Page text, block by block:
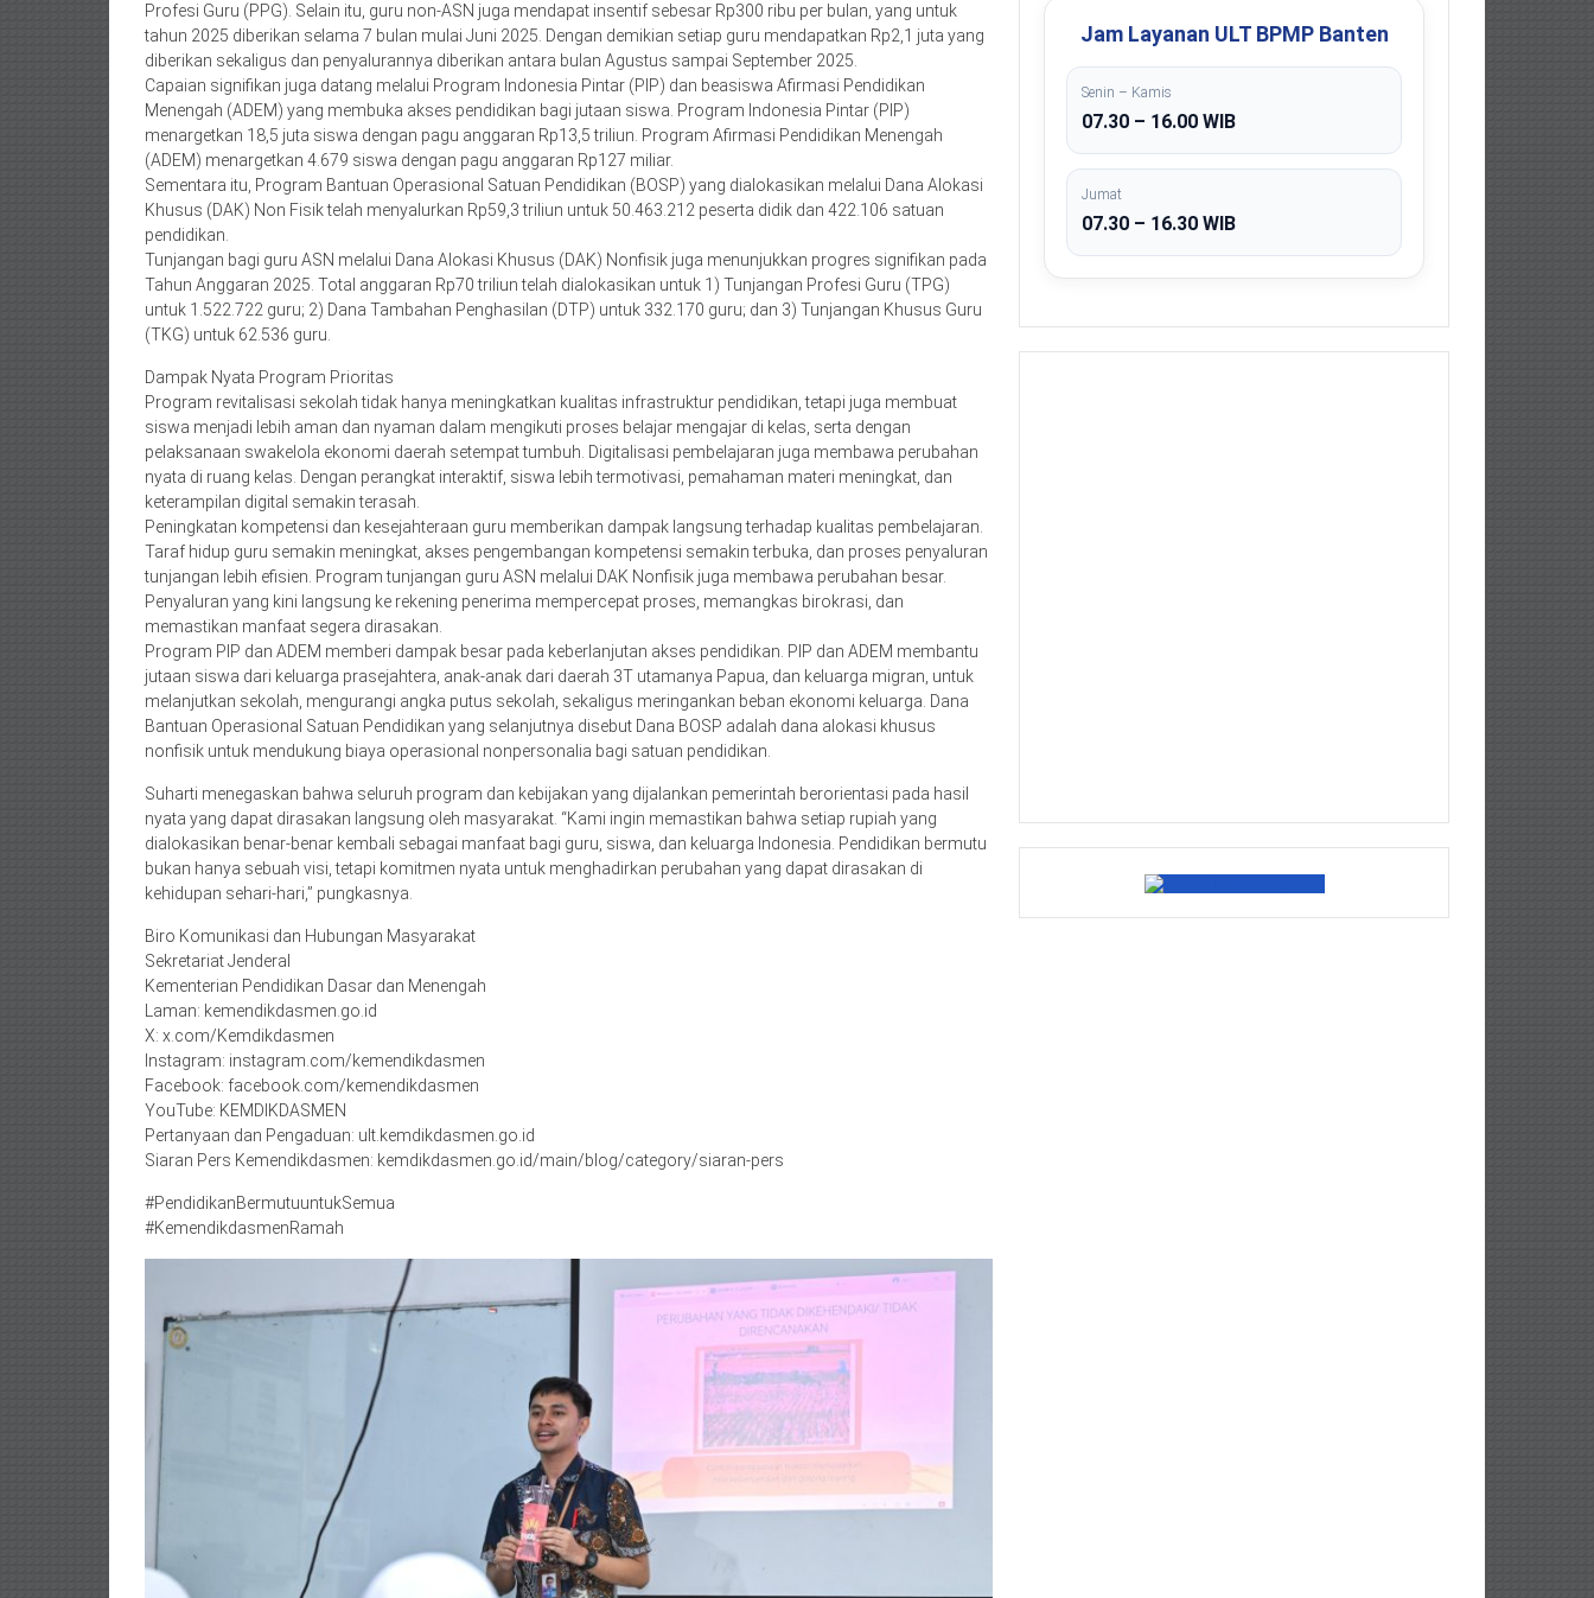
Profesi Guru (PPG). Selain itu, guru non-ASN juga mendapat insentif sebesar Rp300 ribu per bulan, yang untuk
tahun 2025 diberikan selama 7 bulan mulai Juni 2025. Dengan demikian setiap guru mendapatkan Rp2,1 juta yang
diberikan sekaligus dan penyalurannya diberikan antara bulan Agustus sampai September 2025.
Capaian signifikan juga datang melalui Program Indonesia Pintar (PIP) dan beasiswa Afirmasi Pendidikan
Menengah (ADEM) yang membuka akses pendidikan bagi jutaan siswa. Program Indonesia Pintar (PIP)
menargetkan 18,5 juta siswa dengan pagu anggaran Rp13,5 triliun. Program Afirmasi Pendidikan Menengah
(ADEM) menargetkan 4.679 siswa dengan pagu anggaran Rp127 miliar.
Sementara itu, Program Bantuan Operasional Satuan Pendidikan (BOSP) yang dialokasikan melalui Dana Alokasi
Khusus (DAK) Non Fisik telah menyalurkan Rp59,3 triliun untuk 50.463.212 peserta didik dan 422.106 satuan
pendidikan.
Tunjangan bagi guru ASN melalui Dana Alokasi Khusus (DAK) Nonfisik juga menunjukkan progres signifikan pada
Tahun Anggaran 2025. Total anggaran Rp70 triliun telah dialokasikan untuk 1) Tunjangan Profesi Guru (TPG)
untuk 1.522.722 guru; 2) Dana Tambahan Penghasilan (DTP) untuk 332.170 guru; dan 3) Tunjangan Khusus Guru
(TKG) untuk 62.536 guru.
Dampak Nyata Program Prioritas
Program revitalisasi sekolah tidak hanya meningkatkan kualitas infrastruktur pendidikan, tetapi juga membuat
siswa menjadi lebih aman dan nyaman dalam mengikuti proses belajar mengajar di kelas, serta dengan
pelaksanaan swakelola ekonomi daerah setempat tumbuh. Digitalisasi pembelajaran juga membawa perubahan
nyata di ruang kelas. Dengan perangkat interaktif, siswa lebih termotivasi, pemahaman materi meningkat, dan
keterampilan digital semakin terasah.
Peningkatan kompetensi dan kesejahteraan guru memberikan dampak langsung terhadap kualitas pembelajaran.
Taraf hidup guru semakin meningkat, akses pengembangan kompetensi semakin terbuka, dan proses penyaluran
tunjangan lebih efisien. Program tunjangan guru ASN melalui DAK Nonfisik juga membawa perubahan besar.
Penyaluran yang kini langsung ke rekening penerima mempercepat proses, memangkas birokrasi, dan
memastikan manfaat segera dirasakan.
Program PIP dan ADEM memberi dampak besar pada keberlanjutan akses pendidikan. PIP dan ADEM membantu
jutaan siswa dari keluarga prasejahtera, anak-anak dari daerah 3T utamanya Papua, dan keluarga migran, untuk
melanjutkan sekolah, mengurangi angka putus sekolah, sekaligus meringankan beban ekonomi keluarga. Dana
Bantuan Operasional Satuan Pendidikan yang selanjutnya disebut Dana BOSP adalah dana alokasi khusus
nonfisik untuk mendukung biaya operasional nonpersonalia bagi satuan pendidikan.
Suharti menegaskan bahwa seluruh program dan kebijakan yang dijalankan pemerintah berorientasi pada hasil
nyata yang dapat dirasakan langsung oleh masyarakat. “Kami ingin memastikan bahwa setiap rupiah yang
dialokasikan benar-benar kembali sebagai manfaat bagi guru, siswa, dan keluarga Indonesia. Pendidikan bermutu
bukan hanya sebuah visi, tetapi komitmen nyata untuk menghadirkan perubahan yang dapat dirasakan di
kehidupan sehari-hari,” pungkasnya.
Biro Komunikasi dan Hubungan Masyarakat
Sekretariat Jenderal
Kementerian Pendidikan Dasar dan Menengah
Laman: kemendikdasmen.go.id
X: x.com/Kemdikdasmen
Instagram: instagram.com/kemendikdasmen
Facebook: facebook.com/kemendikdasmen
YouTube: KEMDIKDASMEN
Pertanyaan dan Pengaduan: ult.kemdikdasmen.go.id
Siaran Pers Kemendikdasmen: kemdikdasmen.go.id/main/blog/category/siaran-pers
#PendidikanBermutuuntukSemua
#KemendikdasmenRamah
Jam Layanan ULT BPMP Banten
Senin – Kamis
07.30 – 16.00 WIB
Jumat
07.30 – 16.30 WIB